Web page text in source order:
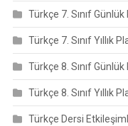
Türkçe 7. Sınıf
Türkçe 7. Sınıf Yıllık
Türkçe 8. Sınıf
Türkçe 8. Sınıf Yıllık
Türkçe Dersi